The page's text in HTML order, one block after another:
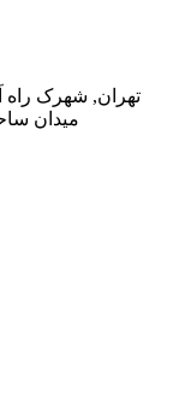
تهران, شهرک
میدان